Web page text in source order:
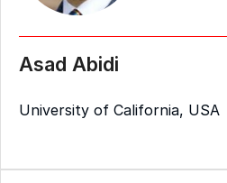
Asad Abidi
University of California, USA